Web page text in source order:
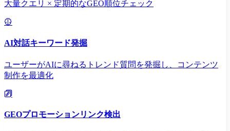
大量クエリ × 定期的なGEO順位チェック
AI対話キーワード発掘
ユーザーがAIに尋ねるトレンド質問を発掘し、コンテンツ
制作を最適化
GEOプロモーションリンク検出